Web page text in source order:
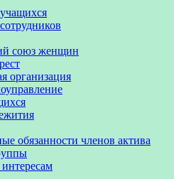
союз женщин
организация
обязанности членов актива